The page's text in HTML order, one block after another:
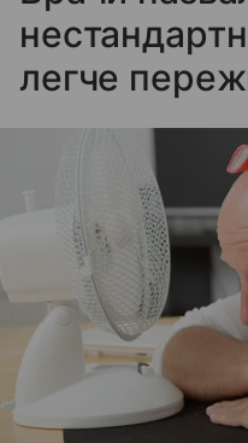
легче